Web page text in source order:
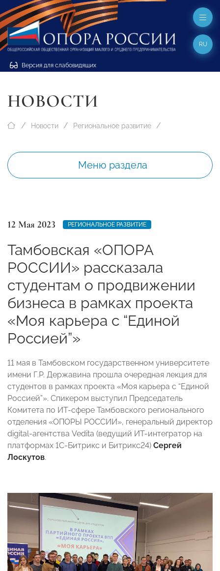
Версия для слабовидящих
RU
НОВОСТИ
Новости Региональное развитие
Меню раздела
12 Мая 2023 РЕГИОНАЛЬНОЕ РАЗВИТИЕ
Тамбовская «ОПОРА
РОССИИ» рассказала
студентам о продвижении
бизнеса в рамках проекта
«Моя карьера с “Единой
Россией”»
11 мая в Тамбовском государственном университете
имени Г.Р. Державина прошла очередная лекция для
студентов в рамках проекта «Моя карьера с “Единой
Россией”». Спикером выступил Председатель
Комитета по ИТ-сфере Тамбовского регионального
отделения «ОПОРЫ РОССИИ», генеральный директор
digital-агентства Vedita (ведущий ИТ-интегратор на
платформах 1С-Битрикс и Битрикс24) Сергей
Лоскутов.